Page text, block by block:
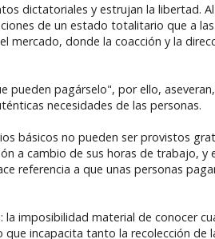
dictatoriales y estrujan la libertad.
de un estado totalitario que a
donde la coacción y la
pagárselo", por ello,
necesidades de las personas.
básicos no pueden ser provistos
a cambio de sus horas de trabajo, y
referencia a que unas personas
imposibilidad material de conocer
incapacita tanto la recolección de